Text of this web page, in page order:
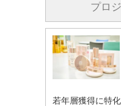
プロ
若年層獲得に特